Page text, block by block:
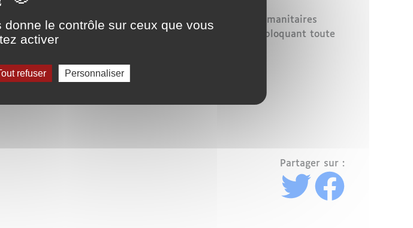
a tiré la sonnette d’alarme vendredi : les opérations humanitaires
total », après deux mois de blocus
imposé par Israël, bloquant toute
Partager sur :
le contrôle sur ceux que vous
activer
refuser Personnaliser